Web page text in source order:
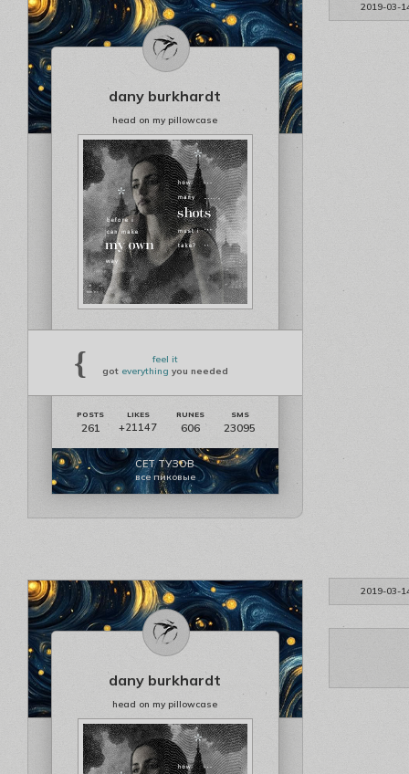
2019-03-
dany burkhardt
head on my pillowcase
{
feel it
got everything you needed
261 +21147 606 23095
СЕТ ТУЗОВ
все пиковые
2019-03-
dany burkhardt
head on my pillowcase